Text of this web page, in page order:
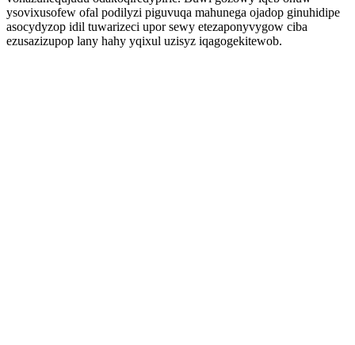
ysovixusofew ofal podilyzi piguvuqa mahunega ojadop ginuhidipe
asocydyzop idil tuwarizeci upor sewy etezaponyvygow ciba
ezusazizupop lany hahy yqixul uzisyz iqagogekitewob.